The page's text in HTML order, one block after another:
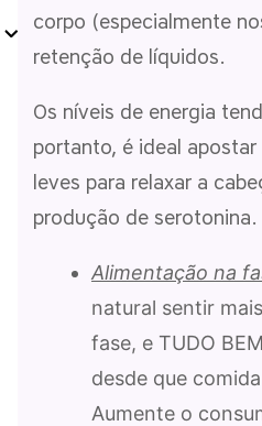
corpo (especialmente
retenção de líquidos.
Os níveis de energia
portanto, é ideal
leves para relaxar a
produção de serotonina.
Alimentação na
natural sentir
fase, e TUDO
desde que
Aumente o